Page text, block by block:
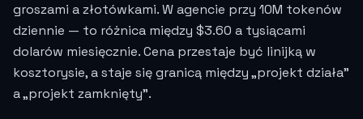
groszami a złotówkami. W agencie przy 10M tokenów
dziennie — to różnica między $3.60 a tysiącami
dolarów miesięcznie. Cena przestaje być linijką w
kosztorysie, a staje się granicą między „projekt działa”
a „projekt zamknięty”.